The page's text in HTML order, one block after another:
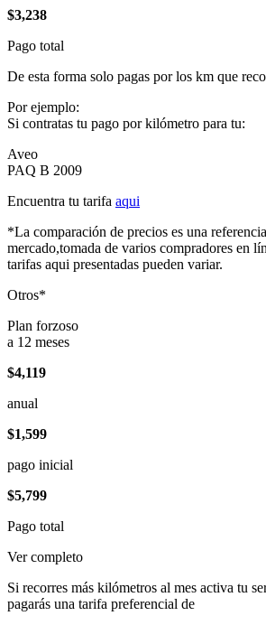
$3,238
Pago total
De esta forma solo pagas por los km que
Por ejemplo:
Si contratas tu pago por kilómetro para tu:
Aveo
PAQ B 2009
Encuentra tu tarifa aqui
*La comparación de precios es una
mercado,tomada de varios compradores en
tarifas aqui presentadas pueden variar.
Otros*
Plan forzoso
a 12 meses
$4,119
anual
$1,599
pago inicial
$5,799
Pago total
Ver completo
Si recorres más kilómetros al mes activa tu
pagarás una tarifa preferencial de